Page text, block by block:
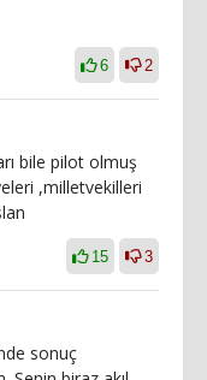
6 2
bile pilot olmuş
,milletvekilleri
15 3
sonuç